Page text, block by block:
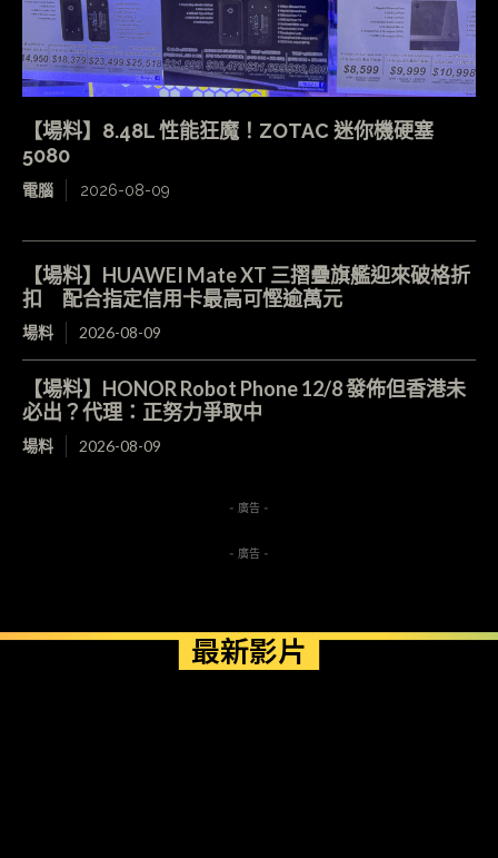
【場料】8.48L 性能狂魔！ZOTAC 迷你機硬塞
5080
電腦 2026-08-09
【場料】HUAWEI Mate XT 三摺疊旗艦迎來破格折
扣 配合指定信用卡最高可慳逾萬元
場料 2026-08-09
【場料】HONOR Robot Phone 12/8 發佈但香港未
必出？代理：正努力爭取中
場料 2026-08-09
- 廣告 -
- 廣告 -
最新影片